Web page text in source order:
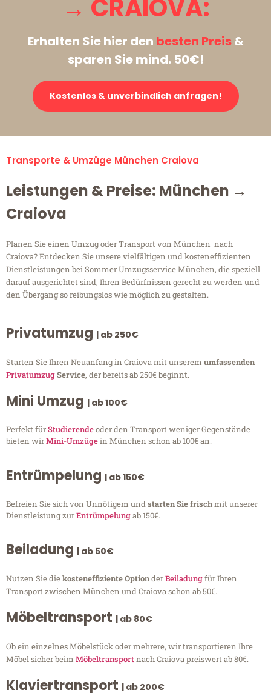
→ CRAIOVA:
Erhalten Sie hier den besten Preis&
sparen Sie mind. 50€!
Kostenlos & unverbindlich anfragen!
Transporte & Umzüge München Craiova
Leistungen & Preise: München →
Craiova
Planen Sie einen Umzug oder Transport von München nach
Craiova? Entdecken Sie unsere vielfältigen und kosteneffizienten
Dienstleistungen bei Sommer Umzugsservice München, die speziell
darauf ausgerichtet sind, Ihren Bedürfnissen gerecht zu werden und
den Übergang so reibungslos wie möglich zu gestalten.
Privatumzug | ab 250€
Starten Sie Ihren Neuanfang in Craiova mit unserem umfassenden
PrivatumzugService, der bereits ab 250€ beginnt.
Mini Umzug | ab 100€
Perfekt fürStudierendeoder den Transport weniger Gegenstände
bieten wirMini-Umzügein München schon ab 100€ an.
Entrümpelung | ab 150€
Befreien Sie sich von Unnötigem undstarten Sie frischmit unserer
Dienstleistung zurEntrümpelungab 150€.
Beiladung | ab 50€
Nutzen Sie diekosteneffiziente OptionderBeiladungfür Ihren
Transport zwischen München und Craiova schon ab 50€.
Möbeltransport | ab 80€
Ob ein einzelnes Möbelstück oder mehrere, wir transportieren Ihre
Möbel sicher beim Möbeltransportnach Craiova preiswert ab 80€.
Klaviertransport | ab 200€